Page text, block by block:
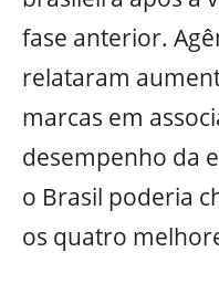
fase anterior.
relataram
marcas em
desempenho da
o Brasil poderia
os quatro